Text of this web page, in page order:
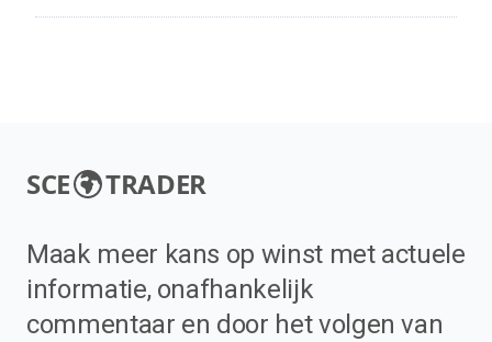
SCE TRADER
Maak meer kans op winst met actuele
informatie, onafhankelijk
commentaar en door het volgen van